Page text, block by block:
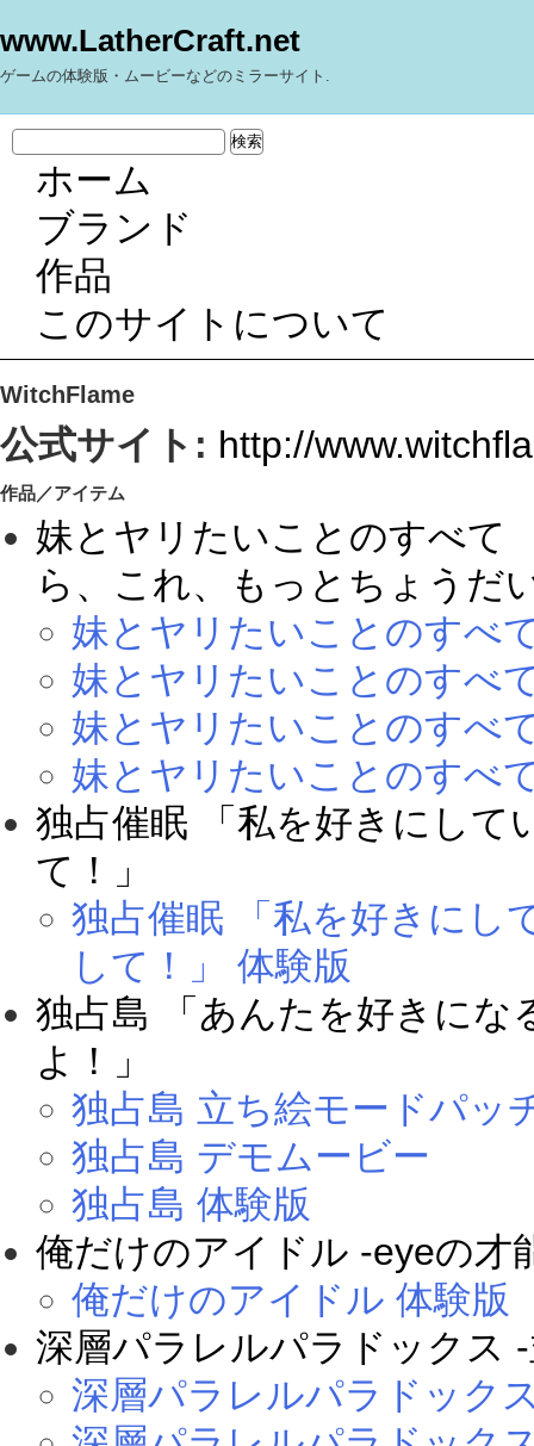
www.LatherCraft.net
ゲームの体験版・ムービーなどのミラーサイト.
ホーム
ブランド
作品
このサイトについて
WitchFlame
公式サイト: http://
作品／アイテム
妹とヤリたいことのすべ
ら、これ、もっとちょうだ
妹とヤリたいことのすべ
妹とヤリたいことのすべ
妹とヤリたいことのすべ
妹とヤリたいことのすべ
独占催眠 「私を好きにして
て！」
独占催眠 「私を好きにし
して！」 体験版
独占島 「あんたを好きに
よ！」
独占島 立ち絵モードパッ
独占島 デモムービー
独占島 体験版
俺だけのアイドル -eyeの才
俺だけのアイドル 体験版
深層パラレルパラドックス
深層パラレルパラドック